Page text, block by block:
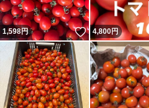
1,598円 いいね！
4,800円